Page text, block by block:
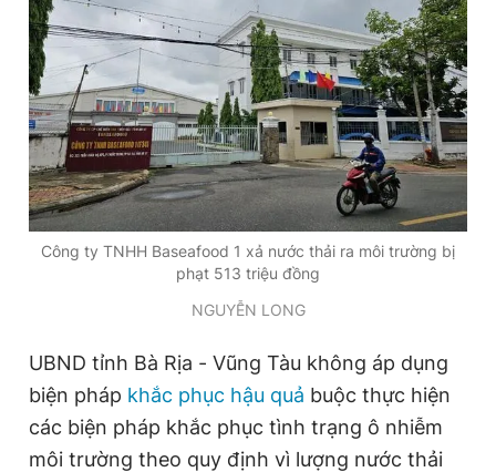
Đặt báo Quảng cáo RSS Tòa soạn Chính sách bảo
Tổng biên tập: Nguyễn Ngọc Toàn
Phó tổng biên tập thường trực: Hải Thành
Phó tổng biên tập: Lâm Hiếu Dũng
Phó tổng biên tập: Trần Việt Hưng
Tổng thư ký tòa soạn: Đức Trung
Giấy phép xuất bản số 110/GP - BTTTT cấp ngày 24.3.2020
© 2003-2026 Bản quyền thuộc về Báo Thanh Niên. Cấm sao
chép dưới mọi hình thức nếu không có sự chấp thuận bằng văn
bản. Phát triển bởi ePi Technologies, JSC.
Công ty TNHH Baseafood 1 xả nước thải ra môi trường bị
phạt 513 triệu đồng
NGUYỄN LONG
UBND tỉnh Bà Rịa - Vũng Tàu không áp dụng
biện pháp khắc phục hậu quả buộc thực hiện
các biện pháp khắc phục tình trạng ô nhiễm
môi trường theo quy định vì lượng nước thải